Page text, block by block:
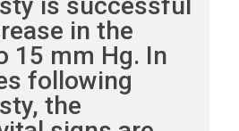
in the
15 mm Hg. In
following
the